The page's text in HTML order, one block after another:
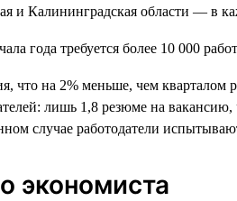
и Калининградская области — в
что на 2% меньше, чем
лишь 1,8 резюме на
случае работодатели
экономиста